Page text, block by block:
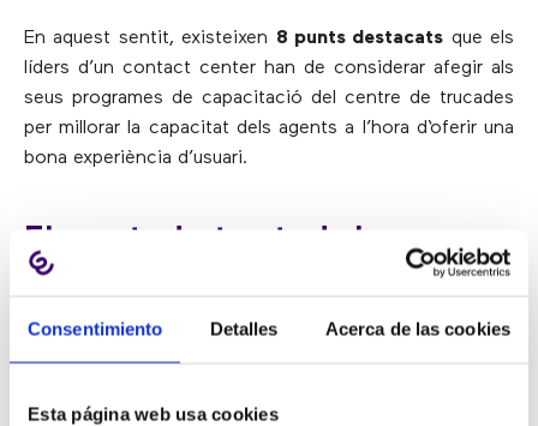
Consentimiento Detalles Acerca de las cookies
Esta página web usa cookies
En aquest sentit, existeixen 8 punts destacats que els
líders d’un contact center han de considerar afegir als
seus programes de capacitació del centre de trucades
per millorar la capacitat dels agents a l’hora d‘oferir una
bona experiència d’usuari.
Els punts destacats de la
capacitació de l’experiència de